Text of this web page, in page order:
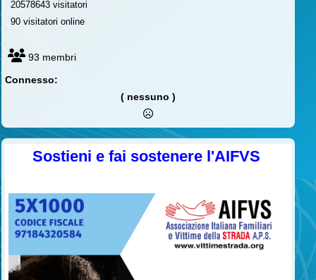
20578643 visitatori
90 visitatori online
93 membri
Connesso:
( nessuno )
Sostieni e fai sostenere l'AIFVS